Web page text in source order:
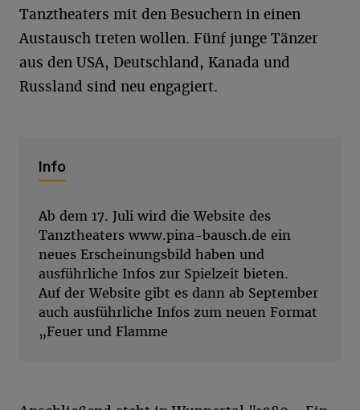
Tanztheaters mit den Besuchern in einen
Austausch treten wollen. Fünf junge Tänzer
aus den USA, Deutschland, Kanada und
Russland sind neu engagiert.
Info
Ab dem 17. Juli wird die Website des
Tanztheaters www.pina-bausch.de ein
neues Erscheinungsbild haben und
ausführliche Infos zur Spielzeit bieten.
Auf der Website gibt es dann ab September
auch ausführliche Infos zum neuen Format
„Feuer und Flamme